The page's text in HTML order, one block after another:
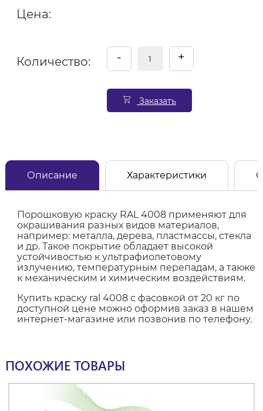
Цена:
Количество: - +
Заказать
Описание Характеристики
Порошковую краску RAL 4008 применяют для
окрашивания разных видов материалов,
например: металла, дерева, пластмассы, стекла
и др. Такое покрытие обладает высокой
устойчивостью к ультрафиолетовому
излучению, температурным перепадам, а также
к механическим и химическим воздействиям.
Купить краску ral 4008 с фасовкой от 20 кг по
доступной цене можно оформив заказ в нашем
интернет-магазине или позвонив по телефону.
ПОХОЖИЕ ТОВАРЫ